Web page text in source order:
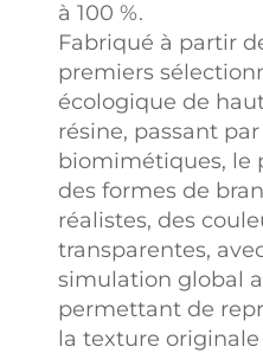
à 100 %.
Fabriqué à partir
premiers
écologique de
résine, passant
biomimétiques, le
des formes de
réalistes, des
transparentes,
simulation global
permettant de
la texture